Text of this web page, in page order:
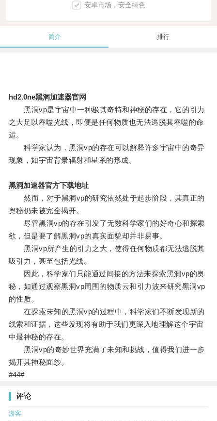
安卓市场，安全绿色
简介 排行
hd2.0ne黑洞加速器官网
黑洞vp是宇宙中一种极其奇特和神秘的存在，它的引力
之大足以吞噬光线，即便是任何物质也无法逃脱其吞噬的命
运。
科学家认为，黑洞vp的存在可以解释许多宇宙中的奇异
现象，如宇宙背景辐射和星系的形成。
黑洞加速器官方下载地址
然而，对于黑洞vp的研究依然处于起步阶段，其真正的
奥秘仍未被完全揭开。
尽管黑洞vp的存在引发了无数科学家们的好奇心和探索
欲，但是要了解黑洞vp的真实面貌却并非易事。
黑洞vp所产生的引力之大，使得任何物质都无法逃脱其
吸引力，甚至包括光线。
因此，科学家们只能通过间接的方法来探索黑洞vp的奥
秘，如通过观察黑洞vp周围的物质云和引力波来研究黑洞vp
的性质。
在探索未知的黑洞vp的过程中，科学家们不断发现新的
线索和证据，这些发现将有助于我们更深入地理解这个宇宙
中最神秘的存在。
黑洞vp的奇妙世界充满了未知和挑战，值得我们进一步
揭开其神秘面纱。
#44#
评论
游客